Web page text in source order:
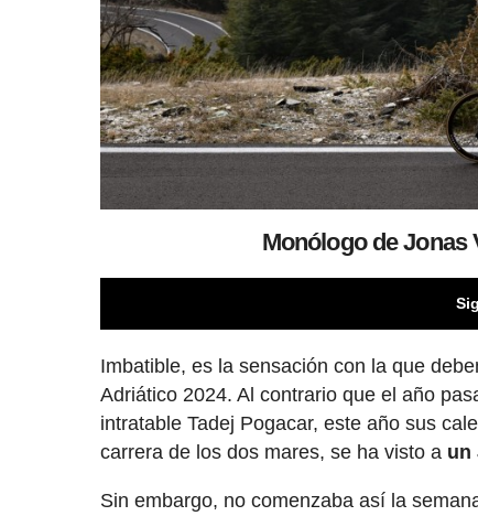
Monólogo de Jonas
Imbatible, es la sensación con la que
Adriático 2024. Al contrario que el año
intratable Tadej Pogacar, este año sus
carrera de los dos mares, se ha visto a un
Sin embargo, no comenzaba así la